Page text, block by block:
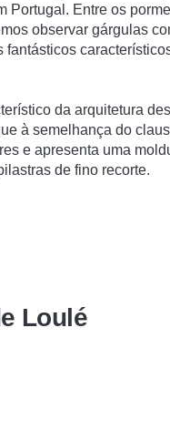
Portugal. Entre os
observar gárgulas
fantásticos
da arquitetura
à semelhança do
e apresenta uma
de fino recorte.
Loulé